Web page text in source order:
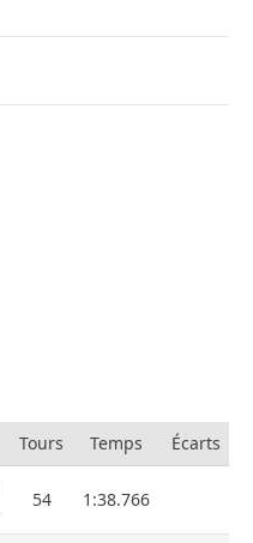
Tours Temps Écarts
54 1:38.766